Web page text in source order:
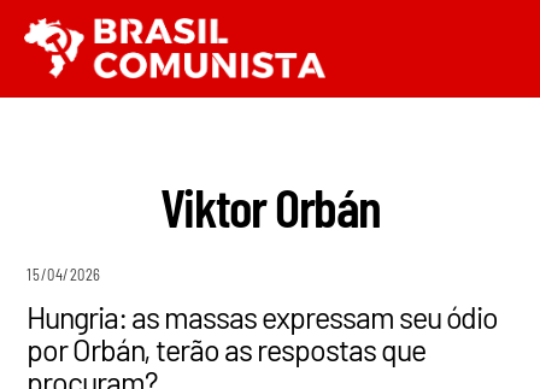
para
o
Viktor Orbán
15/04/2026
Hungria: as massas expressam seu ódio
por Orbán, terão as respostas que
procuram?